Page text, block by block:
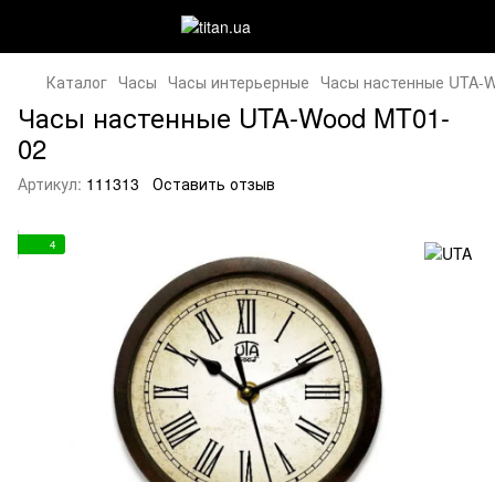
Каталог Часы Часы интерьерные Часы настенные UTA-
Часы настенные UTA-Wood MT01-
02
Артикул: 111313 Оставить отзыв
4